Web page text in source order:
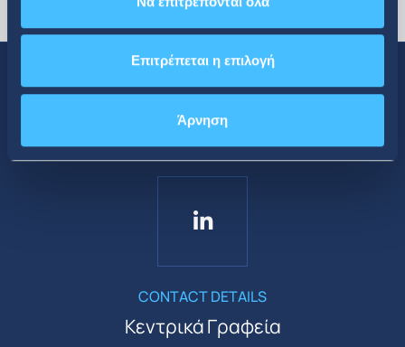
Επιτρέπεται η επιλογή
Άρνηση
Κοινωνική Δικτύωση
CONTACT DETAILS
Κεντρικά Γραφεία